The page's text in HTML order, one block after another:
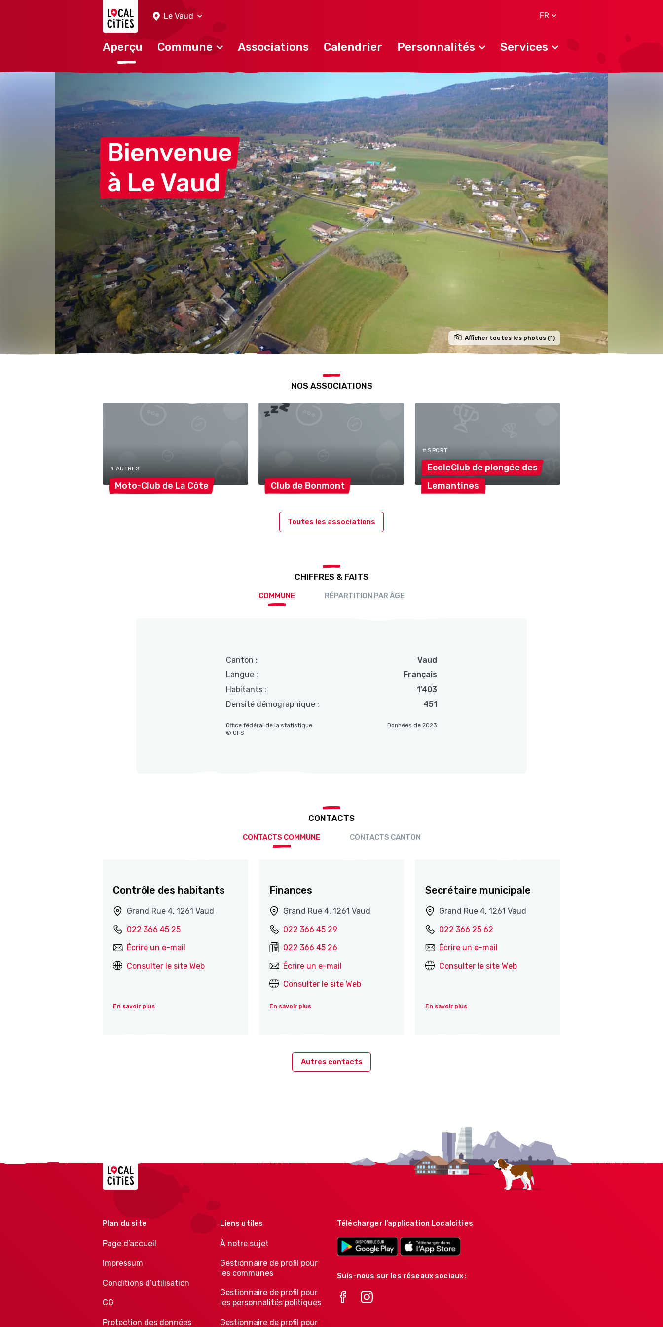
Le Vaud
FR
Aperçu Commune Associations Calendrier Personnalités Services
Bienvenue
à Le Vaud
Afficher toutes les photos (1)
NOS ASSOCIATIONS
# AUTRES
Moto-Club de La Côte Club de Bonmont
# SPORT
EcoleClub de plongée des
Lemantines
Toutes les associations
CHIFFRES & FAITS
COMMUNE RÉPARTITION PAR ÂGE
Canton :
Vaud
Langue :
Français
Habitants :
1'403
Densité démographique :
451
Données de 2023
Office fédéral de la statistique
© OFS
CONTACTS
CONTACTS COMMUNE CONTACTS CANTON
Contrôle des habitants
Grand Rue 4, 1261 Vaud
022 366 45 25
Écrire un e-mail
Consulter le site Web
En savoir plus
Finances
Grand Rue 4, 1261 Vaud
022 366 45 29
022 366 45 26
Écrire un e-mail
Consulter le site Web
En savoir plus
Secrétaire municipale
Grand Rue 4, 1261 Vaud
022 366 25 62
Écrire un e-mail
Consulter le site Web
En savoir plus
Autres contacts
Localcities
Plan du site
Page d’accueil
Impressum
Conditions d’utilisation
CG
Protection des données
Liens utiles
À notre sujet
Gestionnaire de profil pour
les communes
Gestionnaire de profil pour
les personnalités politiques
Gestionnaire de profil pour
Télécharger l’application Localcities
Suis-nous sur les réseaux sociaux :